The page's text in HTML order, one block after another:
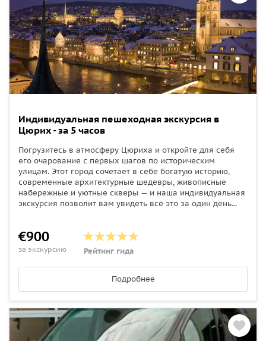
Индивидуальная пешеходная экскурсия в
Цюрих - за 5 часов
Погрузитесь в атмосферу Цюриха и откройте для себя
его очарование с первых шагов по историческим
улицам. Этот город сочетает в себе богатую историю,
современные архитектурные шедевры, живописные
набережные и уютные скверы — и наша индивидуальная
экскурсия позволит вам увидеть всё это за один день...
€900
за экскурсию Рейтинг гида
Подробнее